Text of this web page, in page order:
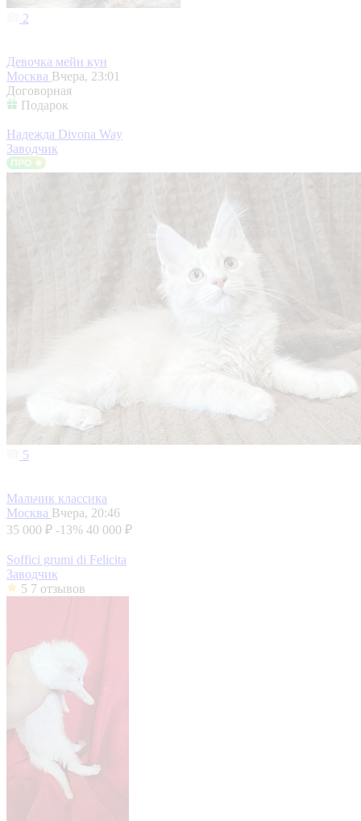
2
Девочка мейн кун
Москва Вчера, 23:01
Договорная
Подарок
Надежда Divona Way
Заводчик
5
Мальчик классика
Москва Вчера, 20:46
35 000 ₽ -13% 40 000 ₽
Soffici grumi di Felicita
Заводчик
5 7 отзывов